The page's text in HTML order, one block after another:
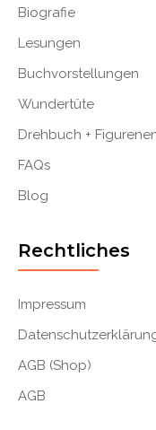
Biografie
Lesungen
Buchvorstellungen
Wundertüte
Drehbuch +
FAQs
Blog
Rechtliches
Impressum
AGB (Shop)
AGB